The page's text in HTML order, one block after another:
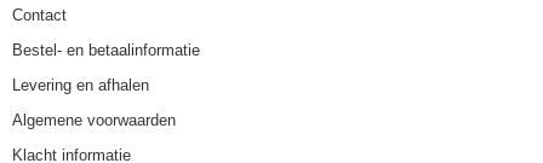
Contact
Bestel- en betaalinformatie
Levering en afhalen
Algemene voorwaarden
Klacht informatie